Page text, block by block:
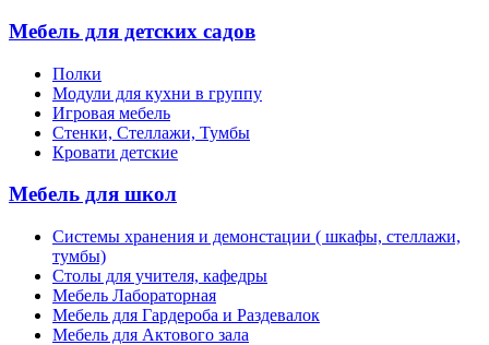
Мебель для детских садов
Полки
Модули для кухни в группу
Игровая мебель
Стенки, Стеллажи, Тумбы
Кровати детские
Мебель для школ
Системы хранения и демонстации ( шкафы, стеллажи,
тумбы)
Столы для учителя, кафедры
Мебель Лабораторная
Мебель для Гардероба и Раздевалок
Мебель для Актового зала